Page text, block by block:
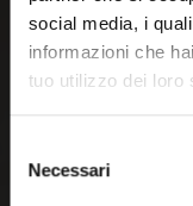
social media, i
informazioni che
tuo utilizzo dei loro
delNecessari